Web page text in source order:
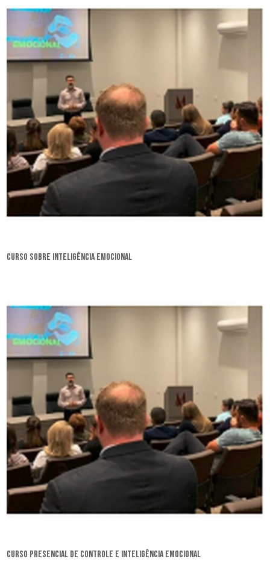
curso sobre inteligência emocional
curso presencial de controle e inteligência emocional